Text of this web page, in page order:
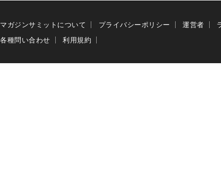
マガジンサミットについて プライバシーポリシー 運営者
各種問い合わせ
利用規約